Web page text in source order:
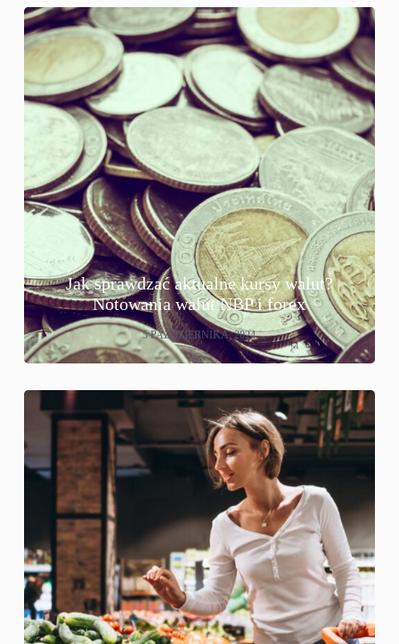
Jak sprawdzać aktualne kursy walut?
Notowania walut NBP i forex
5 PAŹDZIERNIKA, 2024